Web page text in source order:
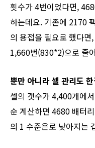
횟수가 4번이었다면,
하는데요. 기존에 2170
의 용접을 필요로 했다
1,660번(830*2)으로 줄
뿐만 아니라 셀 관리도
셀의 갯수가 4,400개에
순 계산하면 4680 배터
의 1 수준은로 낮아지는